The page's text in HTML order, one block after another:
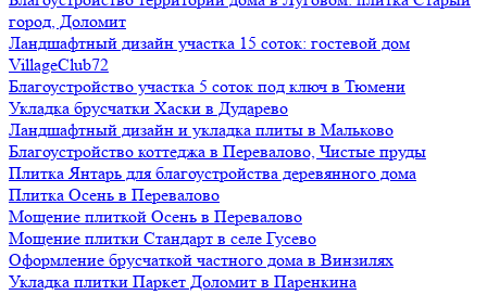
город, Доломит
Ландшафтный дизайн участка 15 соток: гостевой дом
VillageClub72
Благоустройство участка 5 соток под ключ в Тюмени
Укладка брусчатки Хаски в Дударево
Ландшафтный дизайн и укладка плиты в Мальково
Благоустройство коттеджа в Перевалово, Чистые пруды
Плитка Янтарь для благоустройства деревянного дома
Плитка Осень в Перевалово
Мощение плиткой Осень в Перевалово
Мощение плитки Стандарт в селе Гусево
Оформление брусчаткой частного дома в Винзилях
Укладка плитки Паркет Доломит в Паренкина